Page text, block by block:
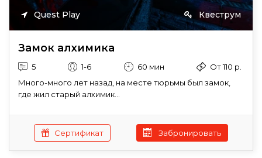
Quest Play Квеструм
Замок алхимика
5 1-6 60 мин
От 110 р.
Много-много лет назад, на месте тюрьмы был замок,
где жил старый алхимик...
Сертификат Забронировать